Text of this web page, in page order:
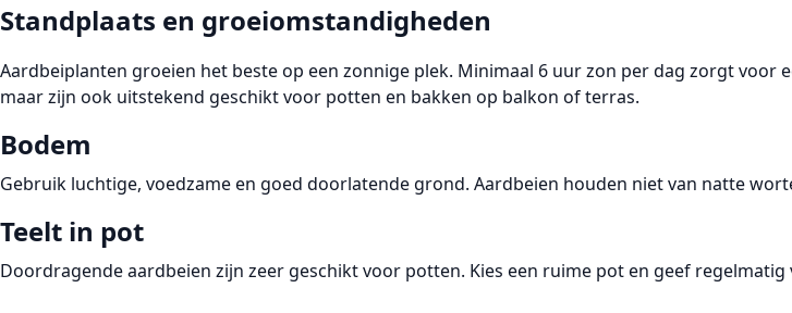
Standplaats en groeiomstandigheden
Aardbeiplanten groeien het beste op een zonnige plek. Minimaal 6 uur zon per dag zorgt
maar zijn ook uitstekend geschikt voor potten en bakken op balkon of terras.
Bodem
Gebruik luchtige, voedzame en goed doorlatende grond. Aardbeien houden niet van natte
Teelt in pot
Doordragende aardbeien zijn zeer geschikt voor potten. Kies een ruime pot en geef